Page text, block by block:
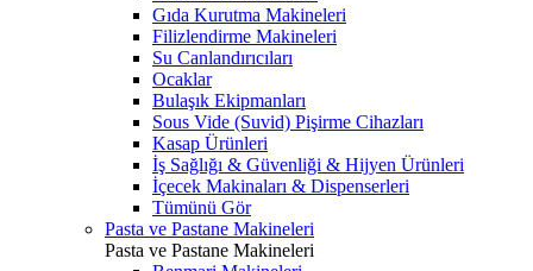
Gıda Kurutma Makineleri
Filizlendirme Makineleri
Su Canlandırıcıları
Ocaklar
Bulaşık Ekipmanları
Sous Vide (Suvid) Pişirme Cihazları
Kasap Ürünleri
İş Sağlığı & Güvenliği & Hijyen Ürünleri
İçecek Makinaları & Dispenserleri
Tümünü Gör
Pasta ve Pastane Makineleri
Pasta ve Pastane Makineleri